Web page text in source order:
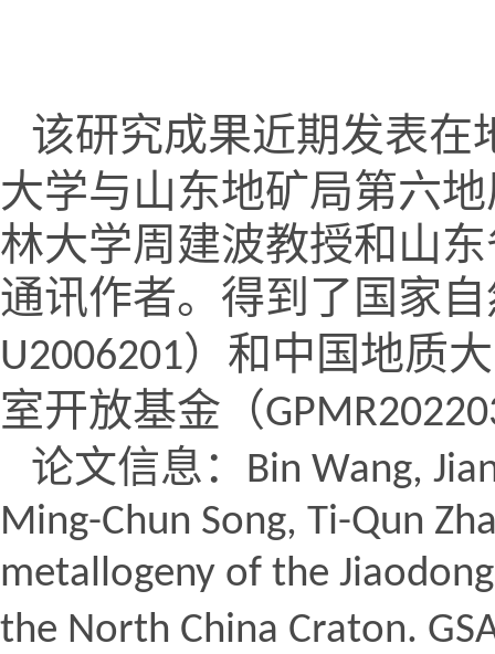
该研究成果近期发表在
大学与山东地矿局第六
林大学周建波教授和山
通讯作者。得到了国家
U2006201）和中国地质
室开放基金（
论文信息：
Bin Wang,
Ming-Chun Song, Ti-Qun
metallogeny of the
the North China Craton.